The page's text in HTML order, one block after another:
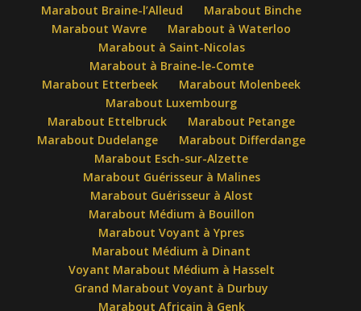
Marabout Braine-l’Alleud
Marabout Binche
Marabout Wavre
Marabout à Waterloo
Marabout à Saint-Nicolas
Marabout à Braine-le-Comte
Marabout Etterbeek
Marabout Molenbeek
Marabout Luxembourg
Marabout Ettelbruck
Marabout Petange
Marabout Dudelange
Marabout Differdange
Marabout Esch-sur-Alzette
Marabout Guérisseur à Malines
Marabout Guérisseur à Alost
Marabout Médium à Bouillon
Marabout Voyant à Ypres
Marabout Médium à Dinant
Voyant Marabout Médium à Hasselt
Grand Marabout Voyant à Durbuy
Marabout Africain à Genk